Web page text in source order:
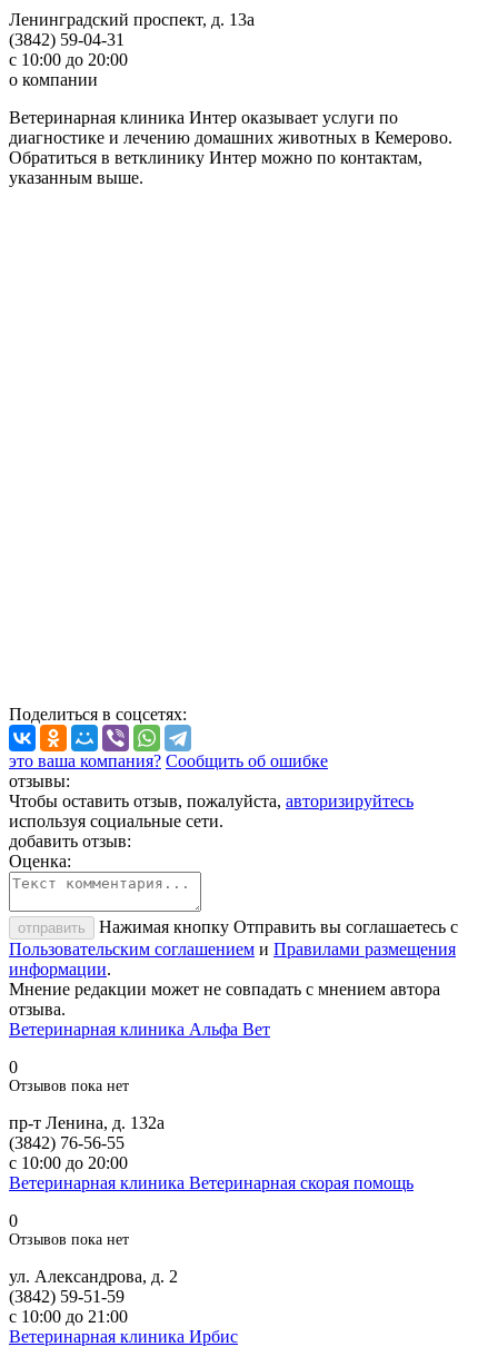
Ленинградский проспект, д. 13а
(3842) 59-04-31
с 10:00 до 20:00
о компании
Ветеринарная клиника Интер оказывает услуги по
диагностике и лечению домашних животных в Кемерово.
Обратиться в ветклинику Интер можно по контактам,
указанным выше.
Поделиться в соцсетях:
это ваша компания? Сообщить об ошибке
отзывы:
Чтобы оставить отзыв, пожалуйста, авторизируйтесь
используя социальные сети.
добавить отзыв:
Оценка:
отправить
Нажимая кнопку Отправить вы соглашаетесь с
Пользовательским соглашением и Правилами размещения
информации.
Мнение редакции может не совпадать с мнением автора
отзыва.
Ветеринарная клиника Альфа Вет
0
Отзывов пока нет
пр-т Ленина, д. 132а
(3842) 76-56-55
с 10:00 до 20:00
Ветеринарная клиника Ветеринарная скорая помощь
0
Отзывов пока нет
ул. Александрова, д. 2
(3842) 59-51-59
с 10:00 до 21:00
Ветеринарная клиника Ирбис